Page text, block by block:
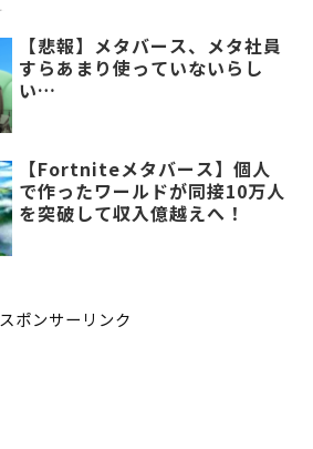
【悲報】メタバース、メタ社員
すらあまり使っていないらし
い…
【Fortniteメタバース】個人
で作ったワールドが同接10万人
を突破して収入億越えへ！
スポンサーリンク